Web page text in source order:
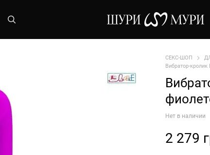
СЕКС-ШОП
Вибратор-
Нет в наличии
2 279